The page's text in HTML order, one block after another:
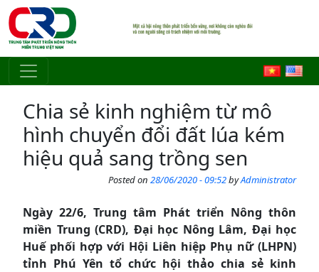
Skip to main content
Chia sẻ kinh nghiệm từ mô
hình chuyển đổi đất lúa kém
hiệu quả sang trồng sen
Posted on 28/06/2020 - 09:52byAdministrator
Ngày 22/6, Trung tâm Phát triển Nông thôn
miền Trung (CRD), Đại học Nông Lâm, Đại học
Huế phối hợp với Hội Liên hiệp Phụ nữ (LHPN)
tỉnh Phú Yên tổ chức hội thảo chia sẻ kinh